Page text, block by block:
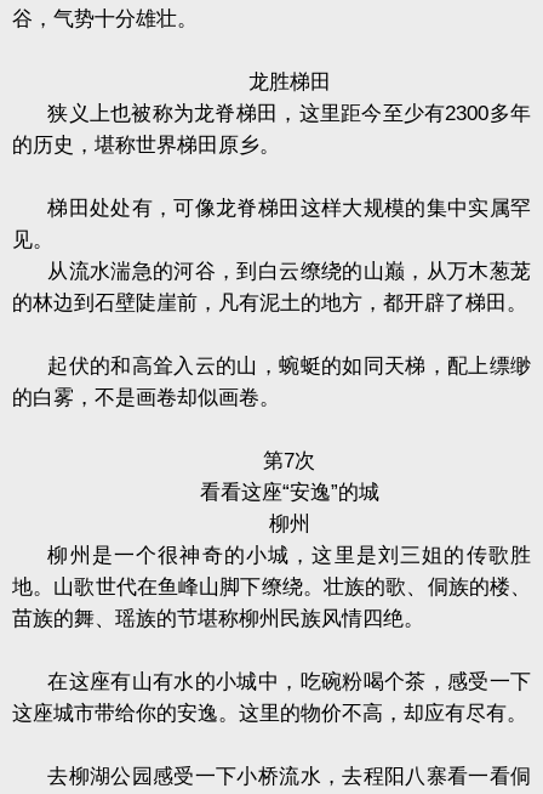
谷，气势十分雄壮。
龙胜梯田
狭义上也被称为龙脊梯田，这里距今至少有2300多年
的历史，堪称世界梯田原乡。
梯田处处有，可像龙脊梯田这样大规模的集中实属罕
见。
从流水湍急的河谷，到白云缭绕的山巅，从万木葱茏
的林边到石壁陡崖前，凡有泥土的地方，都开辟了梯田。
起伏的和高耸入云的山，蜿蜓的如同天梯，配上缥缈
的白雾，不是画卷却似画卷。
第7次
看看这座“安逸”的城
柳州
柳州是一个很神奇的小城，这里是刘三姐的传歌胜
地。山歌世代在鱼峰山脚下缭绕。壮族的歌、侗族的楼、
苗族的舞、瑶族的节堪称柳州民族风情四绝。
在这座有山有水的小城中，吃碗粉喝个茶，感受一下
这座城市带给你的安逸。这里的物价不高，却应有尽有。
去柳湖公园感受一下小桥流水，去程阳八寨看一看侗